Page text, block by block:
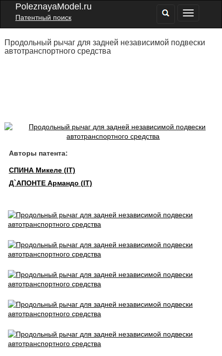
PoleznayaModel.ru
Патентный поиск
Продольный рычаг для задней независимой подвески
автотранспортного средства
Авторы патента:
СПИНА Микеле (IT)
Д`АПОНТЕ Армандо (IT)